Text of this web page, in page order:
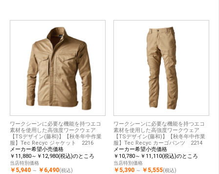
ワークシーンに必要な機能を持つエコ
素材を使用した高強度ワークウェア
【TSデザイン(藤和)】【秋冬年中作業
服】Tec Recyc ジャケット 2216
メーカー希望小売価格
￥11,880～￥12,980(税込)のところ
当店特別価格
￥5,940 ～ ￥6,490(税込)
ワークシーンに必要な機能を持つエコ
素材を使用した高強度ワークウェア
【TSデザイン(藤和)】【秋冬年中作業
服】Tec Recyc カーゴパンツ 2214
メーカー希望小売価格
￥10,780～￥11,110(税込)のところ
当店特別価格
￥5,390 ～ ￥5,555(税込)